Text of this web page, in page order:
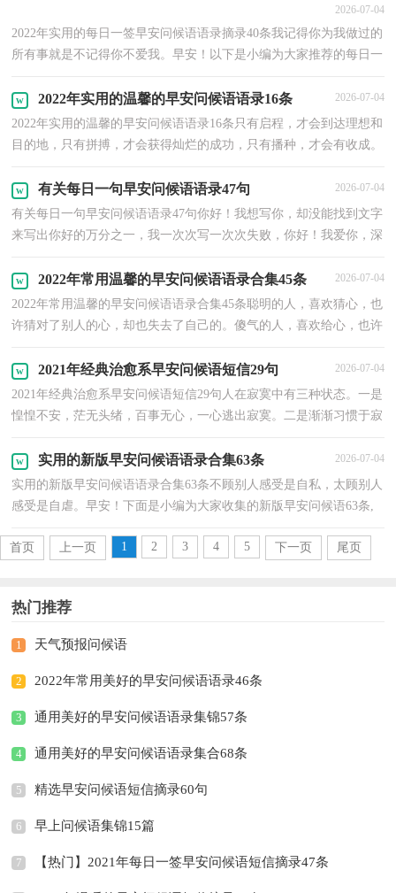
2026-07-04
2022年实用的每日一签早安问候语语录摘录40条我记得你为我做过的
所有事就是不记得你不爱我。早安！以下是小编为大家推荐的每日一
2022年实用的温馨的早安问候语语录16条 2026-07-04
2022年实用的温馨的早安问候语语录16条只有启程，才会到达理想和
目的地，只有拼搏，才会获得灿烂的成功，只有播种，才会有收成。
有关每日一句早安问候语语录47句 2026-07-04
有关每日一句早安问候语语录47句你好！我想写你，却没能找到文字
来写出你好的万分之一，我一次次写一次次失败，你好！我爱你，深
2022年常用温馨的早安问候语语录合集45条 2026-07-04
2022年常用温馨的早安问候语语录合集45条聪明的人，喜欢猜心，也
许猜对了别人的心，却也失去了自己的。傻气的人，喜欢给心，也许
2021年经典治愈系早安问候语短信29句 2026-07-04
2021年经典治愈系早安问候语短信29句人在寂寞中有三种状态。一是
惶惶不安，茫无头绪，百事无心，一心逃出寂寞。二是渐渐习惯于寂
实用的新版早安问候语语录合集63条 2026-07-04
实用的新版早安问候语语录合集63条不顾别人感受是自私，太顾别人
感受是自虐。早安！下面是小编为大家收集的新版早安问候语63条,
首页
上一页 1 2 3 4 5 下一页 尾页
热门推荐
1 天气预报问候语
2 2022年常用美好的早安问候语语录46条
3 通用美好的早安问候语语录集锦57条
4 通用美好的早安问候语语录集合68条
5 精选早安问候语短信摘录60句
6 早上问候语集锦15篇
7 【热门】2021年每日一签早安问候语短信摘录47条